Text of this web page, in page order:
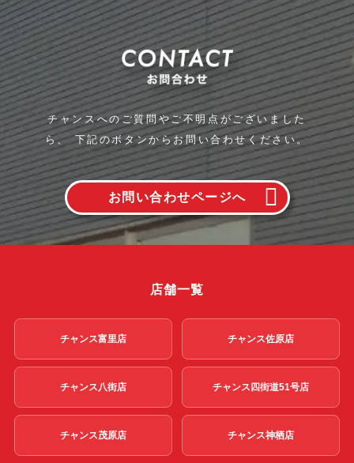
チャンスへのご質問やご不明点がございました
ら、 下記のボタンからお問い合わせください。
お問い合わせページへ
店舗一覧
チャンス富里店
チャンス八街店
チャンス茂原店
チャンス佐原店
チャンス四街道51号店
チャンス神栖店